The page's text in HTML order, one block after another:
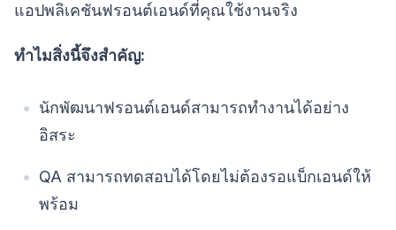
แอปพลิเคชันฟรอนต์เอนด์ที่คุณใช้งานจริง
ทำไมสิ่งนี้จึงสำคัญ:
นักพัฒนาฟรอนต์เอนด์สามารถทำงานได้อย่าง
อิสระ
QA สามารถทดสอบได้โดยไม่ต้องรอแบ็กเอนด์ให้
พร้อม